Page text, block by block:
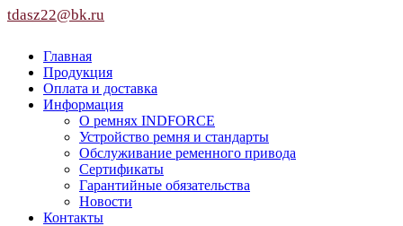
tdasz22@bk.ru
Главная
Продукция
Оплата и доставка
Информация
О ремнях INDFORCE
Устройство ремня и стандарты
Обслуживание ременного привода
Сертификаты
Гарантийные обязательства
Новости
Контакты